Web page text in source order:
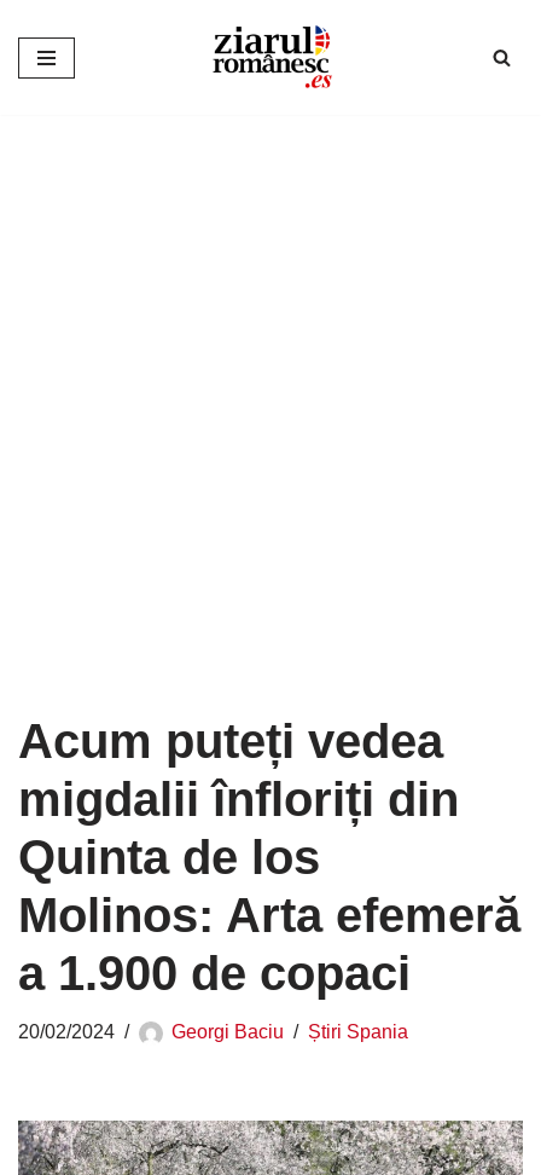
Sari
Acum puteți vedea
migdalii înfloriți din
Quinta de los
Molinos: Arta efemeră
a 1.900 de copaci
20/02/2024 Georgi Baciu Știri Spania